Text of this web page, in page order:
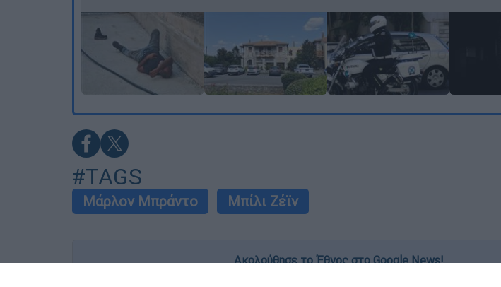
#TAGS
Μάρλον Μπράντο Μπίλι Ζέϊν
Ακολούθησε το Έθνος στο Google News!